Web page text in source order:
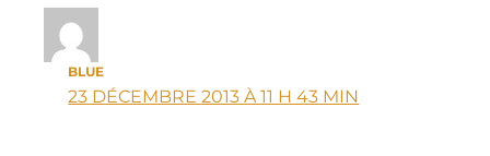
BLUE
23 DÉCEMBRE 2013 À 11 H 43 MIN